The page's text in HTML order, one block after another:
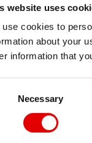
website uses
use cookies to
about your
information that
Necessary